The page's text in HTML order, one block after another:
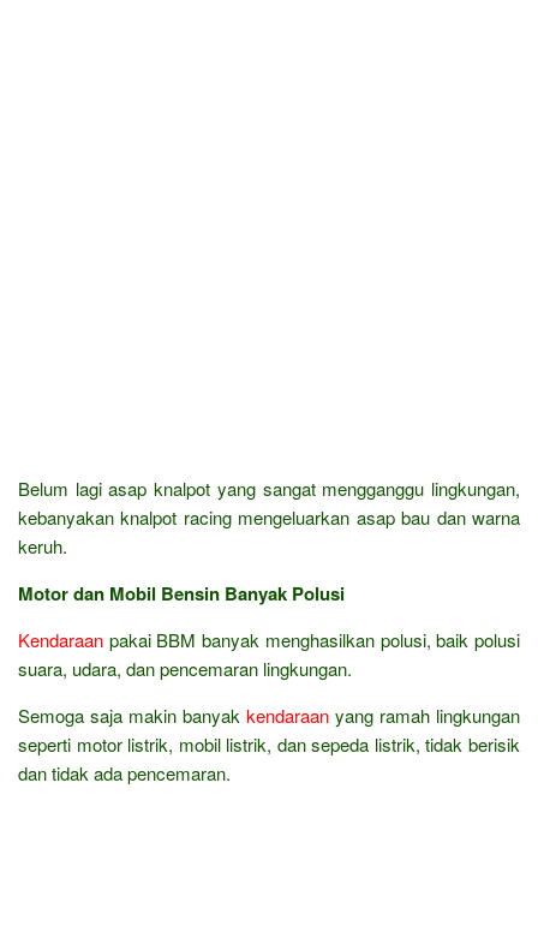
Belum lagi asap knalpot yang sangat mengganggu lingkungan,
kebanyakan knalpot racing mengeluarkan asap bau dan warna
keruh.
Motor dan Mobil Bensin Banyak Polusi
Kendaraan pakai BBM banyak menghasilkan polusi, baik polusi
suara, udara, dan pencemaran lingkungan.
Semoga saja makin banyak kendaraan yang ramah lingkungan
seperti motor listrik, mobil listrik, dan sepeda listrik, tidak berisik
dan tidak ada pencemaran.